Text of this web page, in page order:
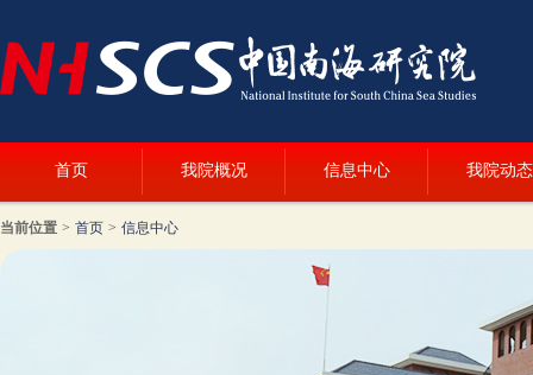
首页 我院概况 信息中心 我院动态
当前位置 > 首页 > 信息中心